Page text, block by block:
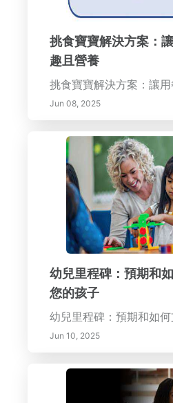
挑食寶寶解決方案：
趣且營養
挑食寶寶解決方案：讓
Jun 08, 2025
幼兒里程碑：預期和
您的孩子
幼兒里程碑：預期和如
Jun 10, 2025